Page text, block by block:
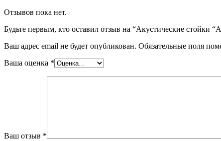
Отзывов пока нет.
Будьте первым, кто оставил отзыв на “Акустические стойки
Ваш адрес email не будет опубликован. Обязательные поля
Ваша оценка *
Ваш отзыв *